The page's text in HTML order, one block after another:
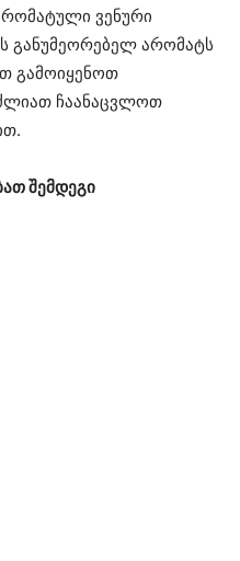
ვენური
განუმეორებელ არომატს
გამოიყენოთ
ჩაანაცვლოთ
შემდეგი